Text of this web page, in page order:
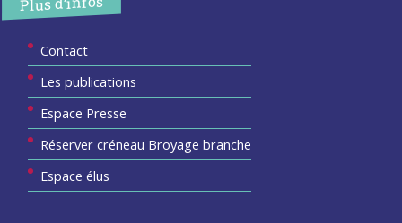
Contact
Les publications
Espace Presse
Réserver créneau Broyage branche
Espace élus